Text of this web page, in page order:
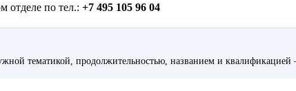
отделе по тел.: +7 495 105 96 04
тематикой, продолжительностью, названием и квалификацией